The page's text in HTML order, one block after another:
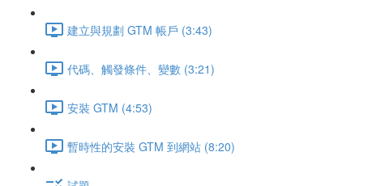
建立與規劃 GTM 帳戶 (3:43)
代碼、觸發條件、變數 (3:21)
安裝 GTM (4:53)
暫時性的安裝 GTM 到網站 (8:20)